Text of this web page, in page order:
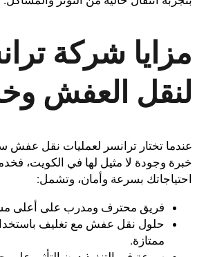
مزايا شركة
لنقل العفش
عندما تختار ترانسر لعمليات نقل عفش
خبرة وجودة لا مثيل لها في الكويت،
احتياجاتك بسرعة وأمان، وتشمل:
فريق محترف ومدرب على أعلى
حلول نقل عفش مع تغليف
ممتازة.